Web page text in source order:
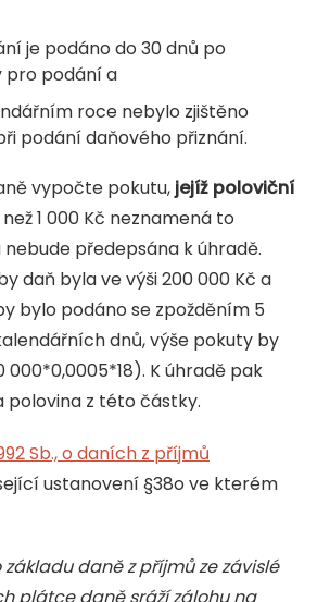
je podáno do 30 dnů po
podání a
roce nebylo zjištěno
podání daňového přiznání.
vypočte pokutu, jejíž poloviční
1 000 Kč neznamená to
předepsána k úhradě.
daň byla ve výši 200 000 Kč a
bylo podáno se zpožděním 5
dnů, výše pokuty by
000*0,0005*18). K úhradě pak
polovina z této částky.
Sb., o daních z příjmů
ustanovení §38o ve kterém
daně z příjmů ze závislé